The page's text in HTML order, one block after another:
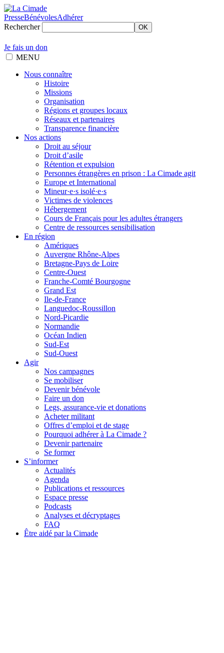
PresseBénévolesAdhérer
Rechercher
OK
Je fais un don
MENU
Nous connaître
Histoire
Missions
Organisation
Régions et groupes locaux
Réseaux et partenaires
Transparence financière
Nos actions
Droit au séjour
Droit d’asile
Rétention et expulsion
Personnes étrangères en prison : La Cimade agit
Europe et International
Mineur·e·s isolé·e·s
Victimes de violences
Hébergement
Cours de Français pour les adultes étrangers
Centre de ressources sensibilisation
En région
Amériques
Auvergne Rhône-Alpes
Bretagne-Pays de Loire
Centre-Ouest
Franche-Comté Bourgogne
Grand Est
Ile-de-France
Languedoc-Roussillon
Nord-Picardie
Normandie
Océan Indien
Sud-Est
Sud-Ouest
Agir
Nos campagnes
Se mobiliser
Devenir bénévole
Faire un don
Legs, assurance-vie et donations
Acheter militant
Offres d’emploi et de stage
Pourquoi adhérer à La Cimade ?
Devenir partenaire
Se former
S’informer
Actualités
Agenda
Publications et ressources
Espace presse
Podcasts
Analyses et décryptages
FAQ
Être aidé par la Cimade